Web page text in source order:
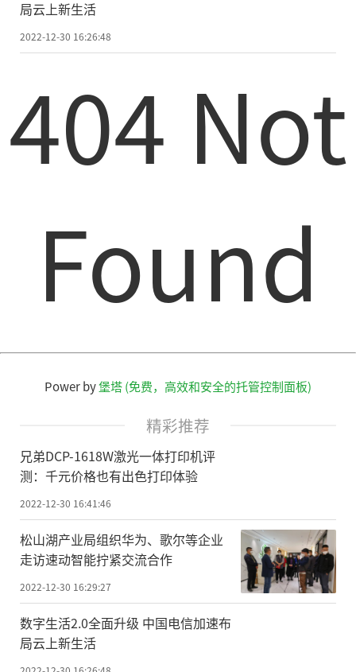
局云上新生活
2022-12-30 16:26:48
404 Not
Found
Power by堡塔 (免费，高效和安全的托管控制面板)
精彩推荐
兄弟DCP-1618W激光一体打印机评
测：千元价格也有出色打印体验
2022-12-30 16:41:46
松山湖产业局组织华为、歌尔等企业
走访速动智能拧紧交流合作
2022-12-30 16:29:27
数字生活2.0全面升级 中国电信加速布
局云上新生活